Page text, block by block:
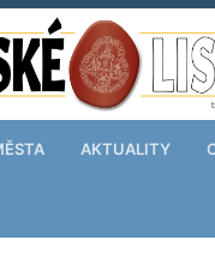
AKTUALITY